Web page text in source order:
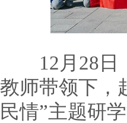
12月28日，
教师带领下，
民情”主题研